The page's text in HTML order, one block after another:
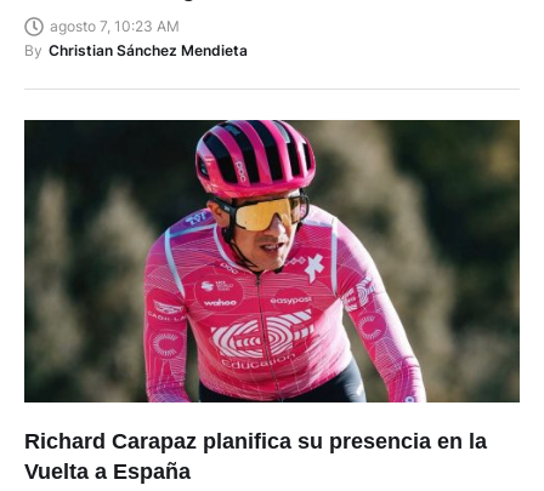
agosto 7, 10:23 AM
By Christian Sánchez Mendieta
Richard Carapaz planifica su presencia en la
Vuelta a España